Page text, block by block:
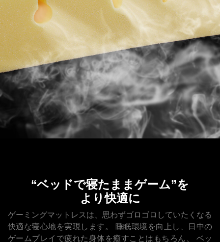
“ベッドで寝たままゲーム”を
より快適に
ゲーミングマットレスは、思わずゴロゴロしていたくなる
快適な寝心地を実現します。
睡眠環境を向上し、日中の
ゲームプレイで疲れた身体を癒すことはもちろん、
ベッ